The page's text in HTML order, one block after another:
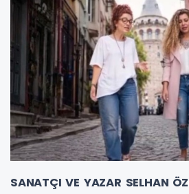
SANATÇI VE YAZAR SELHAN